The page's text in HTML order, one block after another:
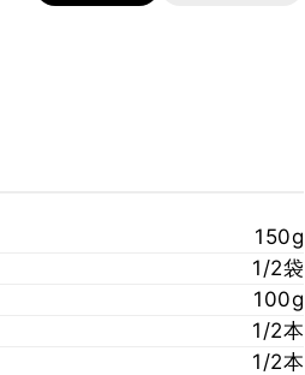
150g
1/2袋
100g
1/2本
1/2本